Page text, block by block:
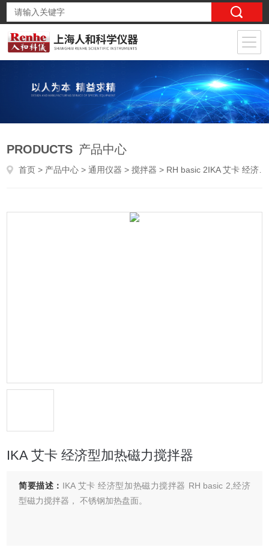
PRODUCTS 产品中心
首页 > 产品中心 >通用仪器 >搅拌器 > RH basic 2IKA 艾卡 经济型加热磁力搅拌器
IKA 艾卡 经济型加热磁力搅拌器
简要描述： IKA 艾卡 经济型加热磁力搅拌器 RH basic 2,经济
型磁力搅拌器， 不锈钢加热盘面。